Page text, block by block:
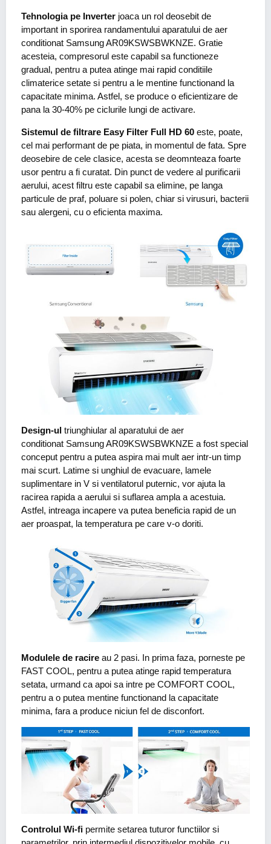
Tehnologia pe Inverter joaca un rol deosebit de
important in sporirea randamentului aparatului de aer
conditionat Samsung AR09KSWSBWKNZE. Gratie
acesteia, compresorul este capabil sa functioneze
gradual, pentru a putea atinge mai rapid conditiile
climaterice setate si pentru a le mentine functionand la
capacitate minima. Astfel, se produce o eficientizare de
pana la 30-40% pe ciclurile lungi de activare.
Sistemul de filtrare Easy Filter Full HD 60 este, poate,
cel mai performant de pe piata, in momentul de fata. Spre
deosebire de cele clasice, acesta se deomnteaza foarte
usor pentru a fi curatat. Din punct de vedere al purificarii
aerului, acest filtru este capabil sa elimine, pe langa
particule de praf, poluare si polen, chiar si virusuri, bacterii
sau alergeni, cu o eficienta maxima.
Design-ul triunghiular al aparatului de aer
conditionat Samsung AR09KSWSBWKNZE a fost special
conceput pentru a putea aspira mai mult aer intr-un timp
mai scurt. Latime si unghiul de evacuare, lamele
suplimentare in V si ventilatorul puternic, vor ajuta la
racirea rapida a aerului si suflarea ampla a acestuia.
Astfel, intreaga incapere va putea beneficia rapid de un
aer proaspat, la temperatura pe care v-o doriti.
Modulele de racire au 2 pasi. In prima faza, porneste pe
FAST COOL, pentru a putea atinge rapid temperatura
setata, urmand ca apoi sa intre pe COMFORT COOL,
pentru a o putea mentine functionand la capacitate
minima, fara a produce niciun fel de disconfort.
Controlul Wi-fi permite setarea tuturor functiilor si